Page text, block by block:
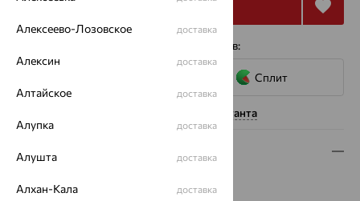
Купить
с помощью сервисов:
Сплит
Нужна помощь консультанта
Описание
Алексеево-Лозовское доставка
Алексин доставка
Алтайское доставка
Алупка доставка
Алушта доставка
Алхан-Кала доставка